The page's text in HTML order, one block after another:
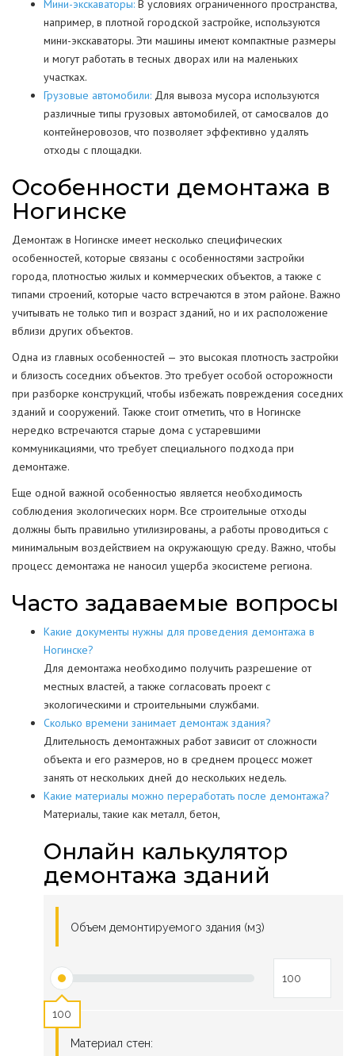
Мини-экскаваторы: В условиях ограниченного пространства,
например, в плотной городской застройке, используются
мини-экскаваторы. Эти машины имеют компактные размеры
и могут работать в тесных дворах или на маленьких
участках.
Грузовые автомобили: Для вывоза мусора используются
различные типы грузовых автомобилей, от самосвалов до
контейнеровозов, что позволяет эффективно удалять
отходы с площадки.
Особенности демонтажа в
Ногинске
Демонтаж в Ногинске имеет несколько специфических
особенностей, которые связаны с особенностями застройки
города, плотностью жилых и коммерческих объектов, а также с
типами строений, которые часто встречаются в этом районе. Важно
учитывать не только тип и возраст зданий, но и их расположение
вблизи других объектов.
Одна из главных особенностей — это высокая плотность застройки
и близость соседних объектов. Это требует особой осторожности
при разборке конструкций, чтобы избежать повреждения соседних
зданий и сооружений. Также стоит отметить, что в Ногинске
нередко встречаются старые дома с устаревшими
коммуникациями, что требует специального подхода при
демонтаже.
Еще одной важной особенностью является необходимость
соблюдения экологических норм. Все строительные отходы
должны быть правильно утилизированы, а работы проводиться с
минимальным воздействием на окружающую среду. Важно, чтобы
процесс демонтажа не наносил ущерба экосистеме региона.
Часто задаваемые вопросы
Какие документы нужны для проведения демонтажа в
Ногинске?
Для демонтажа необходимо получить разрешение от
местных властей, а также согласовать проект с
экологическими и строительными службами.
Сколько времени занимает демонтаж здания?
Длительность демонтажных работ зависит от сложности
объекта и его размеров, но в среднем процесс может
занять от нескольких дней до нескольких недель.
Какие материалы можно переработать после демонтажа?
Материалы, такие как металл, бетон,
Онлайн калькулятор
демонтажа зданий
Объем демонтируемого здания (м3)
100
Материал стен: